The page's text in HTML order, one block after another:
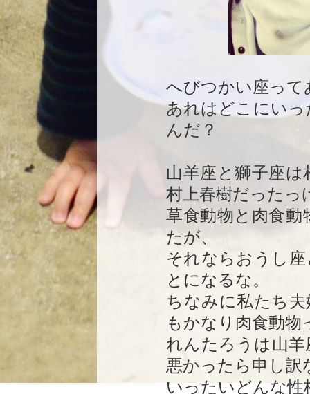
へびつかい座って
あれはどこにい
んだ？
山羊座と獅子座
村上春樹だったっ
草食動物と肉食
たが、
それならおうし
とになるな。
ちなみに私たち
もかなり肉食動
れんたろうは山
悪かったら申し訳
いったいどんな